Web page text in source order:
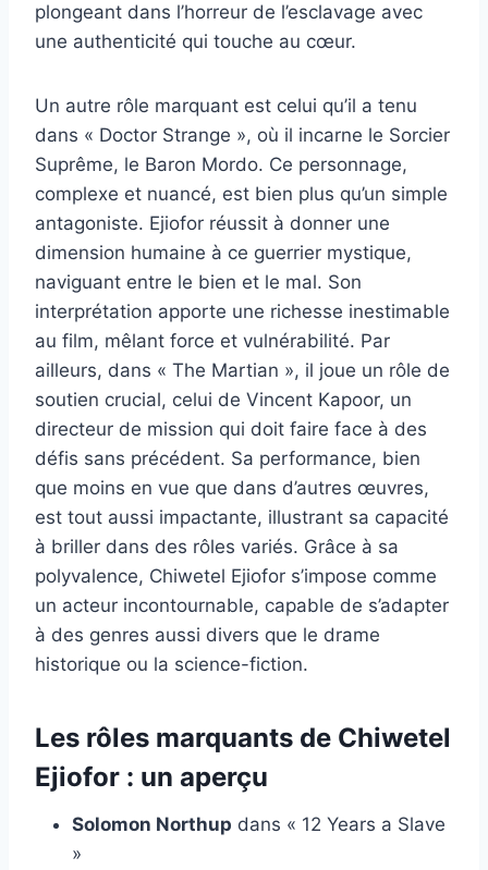
plongeant dans l’horreur de l’esclavage avec
une authenticité qui touche au cœur.
Un autre rôle marquant est celui qu’il a tenu
dans « Doctor Strange », où il incarne le Sorcier
Suprême, le Baron Mordo. Ce personnage,
complexe et nuancé, est bien plus qu’un simple
antagoniste. Ejiofor réussit à donner une
dimension humaine à ce guerrier mystique,
naviguant entre le bien et le mal. Son
interprétation apporte une richesse inestimable
au film, mêlant force et vulnérabilité. Par
ailleurs, dans « The Martian », il joue un rôle de
soutien crucial, celui de Vincent Kapoor, un
directeur de mission qui doit faire face à des
défis sans précédent. Sa performance, bien
que moins en vue que dans d’autres œuvres,
est tout aussi impactante, illustrant sa capacité
à briller dans des rôles variés. Grâce à sa
polyvalence, Chiwetel Ejiofor s’impose comme
un acteur incontournable, capable de s’adapter
à des genres aussi divers que le drame
historique ou la science-fiction.
Les rôles marquants de Chiwetel
Ejiofor : un aperçu
Solomon Northup dans « 12 Years a Slave
»